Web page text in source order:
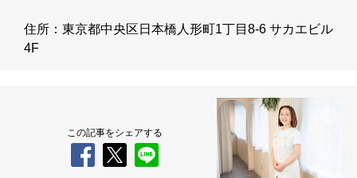
住所：東京都中央区日本橋人形町1丁目8-6 サカエビル
4F
この記事をシェアする